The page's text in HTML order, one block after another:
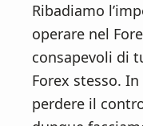
Ribadiamo
operare nel
consapevoli di
Forex stesso.
perdere il